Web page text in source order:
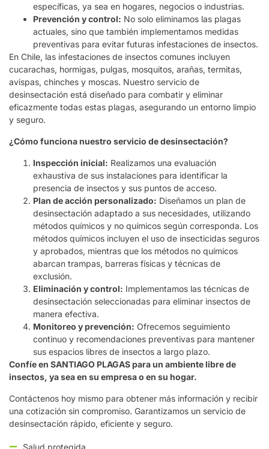
específicas, ya sea en hogares, negocios o industrias.
Prevención y control: No solo eliminamos las plagas
actuales, sino que también implementamos medidas
preventivas para evitar futuras infestaciones de insectos.
En Chile, las infestaciones de insectos comunes incluyen
cucarachas, hormigas, pulgas, mosquitos, arañas, termitas,
avispas, chinches y moscas. Nuestro servicio de
desinsectación está diseñado para combatir y eliminar
eficazmente todas estas plagas, asegurando un entorno limpio
y seguro.
¿Cómo funciona nuestro servicio de desinsectación?
Inspección inicial: Realizamos una evaluación
exhaustiva de sus instalaciones para identificar la
presencia de insectos y sus puntos de acceso.
Plan de acción personalizado: Diseñamos un plan de
desinsectación adaptado a sus necesidades, utilizando
métodos químicos y no químicos según corresponda. Los
métodos químicos incluyen el uso de insecticidas seguros
y aprobados, mientras que los métodos no químicos
abarcan trampas, barreras físicas y técnicas de
exclusión.
Eliminación y control: Implementamos las técnicas de
desinsectación seleccionadas para eliminar insectos de
manera efectiva.
Monitoreo y prevención: Ofrecemos seguimiento
continuo y recomendaciones preventivas para mantener
sus espacios libres de insectos a largo plazo.
Confíe en SANTIAGO PLAGAS para un ambiente libre de
insectos, ya sea en su empresa o en su hogar.
Contáctenos hoy mismo para obtener más información y recibir
una cotización sin compromiso. Garantizamos un servicio de
desinsectación rápido, eficiente y seguro.
Salud protegida.